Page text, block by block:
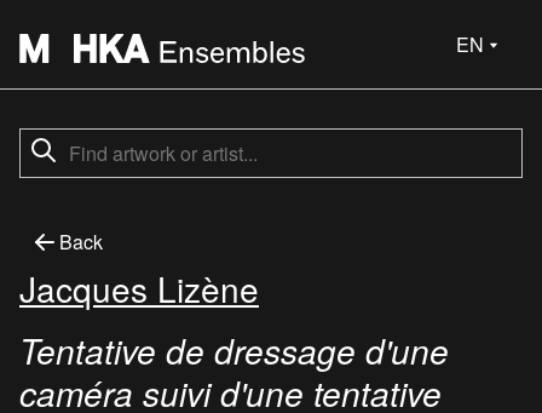
EN
Back
Jacques Lizène
Tentative de dressage d'une
caméra suivi d'une tentative